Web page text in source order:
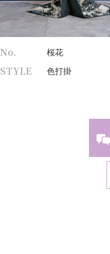
No. 桜花
STYLE 色打掛